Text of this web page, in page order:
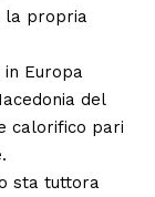
la propria
Europa
del
calorifico pari
sta tuttora